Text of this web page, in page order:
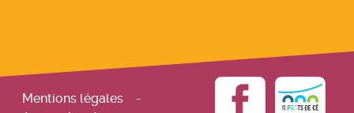
Mentions légales